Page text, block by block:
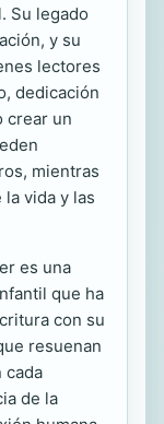
Su legado
y su
lectores
dedicación
crear un
mientras
vida y las
es una
que ha
con su
resuenan
cada
de la